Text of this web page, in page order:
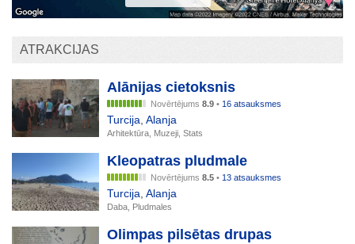
ATRAKCIJAS
Alānijas cietoksnis
Novērtējums 8.9 • 16 atsauksmes
Turcija Alanja
Arhitektūra, Muzeji, Stats
Kleopatras pludmale
Novērtējums 8.5 • 13 atsauksmes
Turcija Alanja
Daba, Pludmales
Olimpas pilsētas drupas